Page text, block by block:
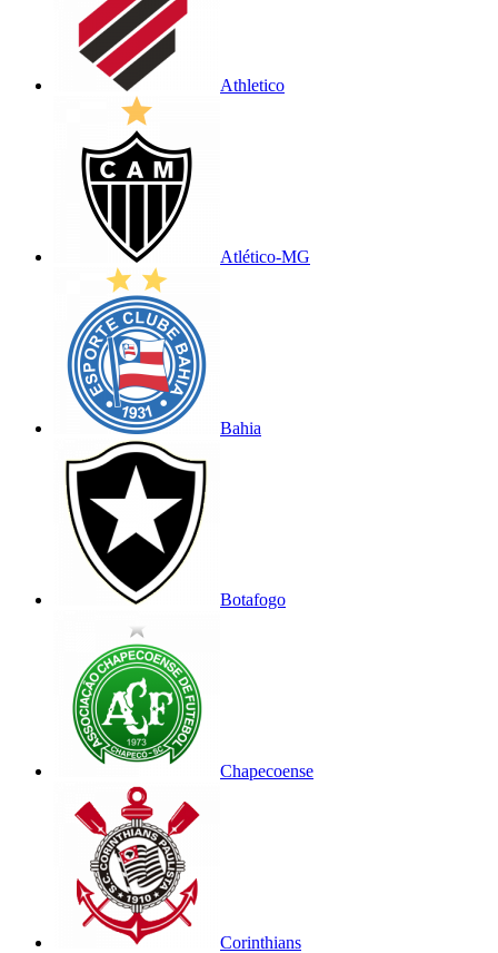
Athletico
Atlético-MG
Bahia
Botafogo
Chapecoense
Corinthians